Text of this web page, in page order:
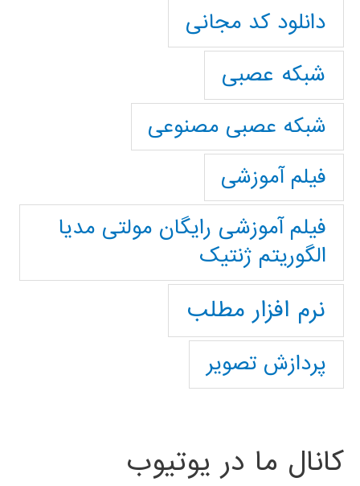
دانلود کد مجانی
شبکه عصبی
شبکه عصبی مصنوعی
فیلم آموزشی
فیلم آموزشی رایگان مولتی مدیا
الگوریتم ژنتیک
نرم افزار مطلب
پردازش تصویر
کانال ما در یوتیوب